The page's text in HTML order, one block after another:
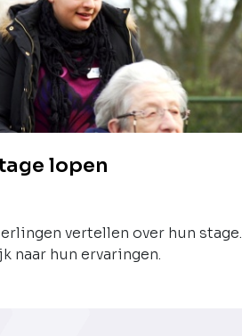
lopen
vertellen over hun stage.
naar hun ervaringen.